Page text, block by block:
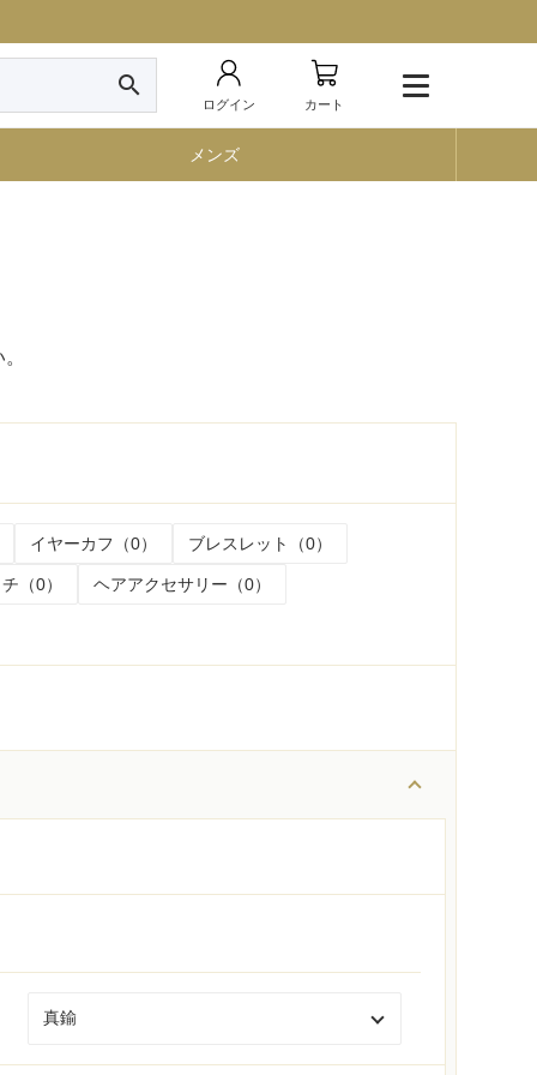
search
ログイン カート
メンズ
イヤーカフ（0） ブレスレット（0）
（0） ヘアアクセサリー（0）